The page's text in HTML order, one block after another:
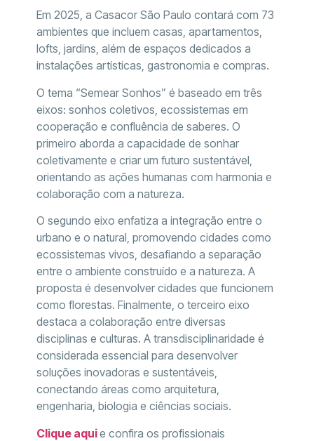
Em 2025, a Casacor São Paulo contará com 73
ambientes que incluem casas, apartamentos,
lofts, jardins, além de espaços dedicados a
instalações artísticas, gastronomia e compras.
O tema “Semear Sonhos” é baseado em três
eixos: sonhos coletivos, ecossistemas em
cooperação e confluência de saberes. O
primeiro aborda a capacidade de sonhar
coletivamente e criar um futuro sustentável,
orientando as ações humanas com harmonia e
colaboração com a natureza.
O segundo eixo enfatiza a integração entre o
urbano e o natural, promovendo cidades como
ecossistemas vivos, desafiando a separação
entre o ambiente construído e a natureza. A
proposta é desenvolver cidades que funcionem
como florestas. Finalmente, o terceiro eixo
destaca a colaboração entre diversas
disciplinas e culturas. A transdisciplinaridade é
considerada essencial para desenvolver
soluções inovadoras e sustentáveis,
conectando áreas como arquitetura,
engenharia, biologia e ciências sociais.
Clique aquie confira os profissionais